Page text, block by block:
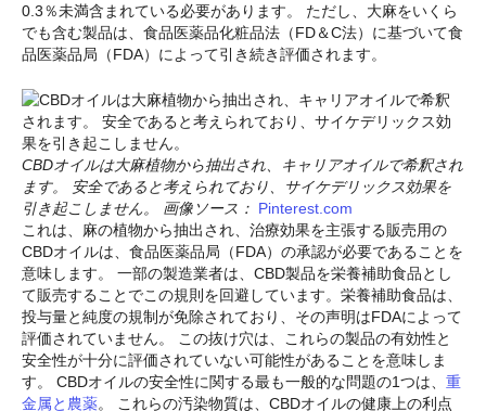
0.3％未満含まれている必要があります。 ただし、大麻をいくら
でも含む製品は、食品医薬品化粧品法（FD＆C法）に基づいて食
品医薬品局（FDA）によって引き続き評価されます。
CBDオイルは大麻植物から抽出され、キャリアオイルで希釈され
ます。 安全であると考えられており、サイケデリックス効果を
引き起こしません。 画像ソース： Pinterest.com
これは、麻の植物から抽出され、治療効果を主張する販売用の
CBDオイルは、食品医薬品局（FDA）の承認が必要であることを
意味します。 一部の製造業者は、CBD製品を栄養補助食品とし
て販売することでこの規則を回避しています。栄養補助食品は、
投与量と純度の規制が免除されており、その声明はFDAによって
評価されていません。 この抜け穴は、これらの製品の有効性と
安全性が十分に評価されていない可能性があることを意味しま
す。 CBDオイルの安全性に関する最も一般的な問題の1つは、 重
金属と農薬。 これらの汚染物質は、CBDオイルの健康上の利点